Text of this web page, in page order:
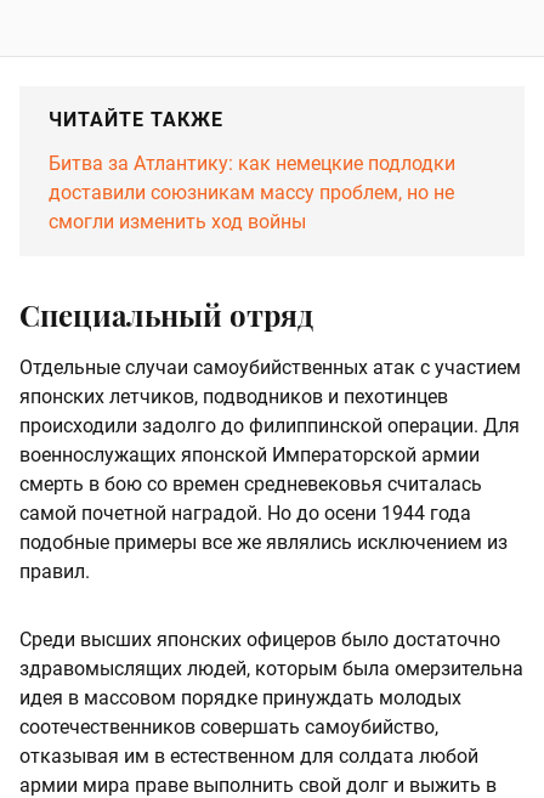
ЧИТАЙТЕ ТАКЖЕ
Битва за Атлантику: как немецкие подлодки
доставили союзникам массу проблем, но не
смогли изменить ход войны
Специальный отряд
Отдельные случаи самоубийственных атак с участием
японских летчиков, подводников и пехотинцев
происходили задолго до филиппинской операции. Для
военнослужащих японской Императорской армии
смерть в бою со времен средневековья считалась
самой почетной наградой. Но до осени 1944 года
подобные примеры все же являлись исключением из
правил.
Среди высших японских офицеров было достаточно
здравомыслящих людей, которым была омерзительна
идея в массовом порядке принуждать молодых
соотечественников совершать самоубийство,
отказывая им в естественном для солдата любой
армии мира праве выполнить свой долг и выжить в